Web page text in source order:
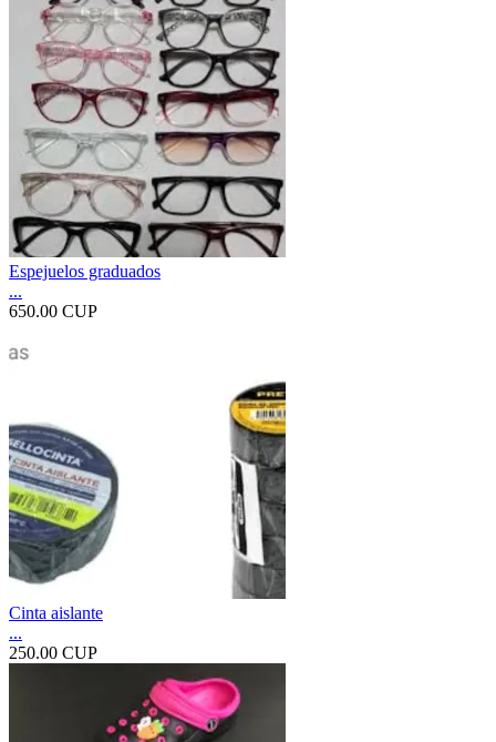
Espejuelos graduados
...
650.00 CUP
Cinta aislante
...
250.00 CUP